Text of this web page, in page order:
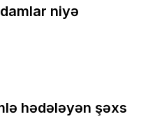
niyə
hədələyən şəxs